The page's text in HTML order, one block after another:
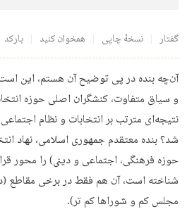
گفتار نسخهٔ چاپی همخوان کنید بارکد
آن‌چه بنده در پی توضیح آن هستم، این
و سیاق متفاوت، کنشگران اصلی حوزه
نتیجه‌ای مترتب بر انتخابات و نظام
شد؟ بنده معتقدم جمهوری اسلامی، نهاد
حوزه فرهنگی، اجتماعی و دینی) را محور
شناخته است، آن هم فقط در برخی مقاطع
مجلس کم و شوراها کم تر).